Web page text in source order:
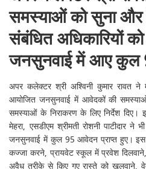
समस्याओं को सुना और
संबंधित अधिकारियों को
जनसुनवाई में आए
अपर कलेक्टर श्री अश्विनी कुमार रावत ने
आयोजित जनसुनवाई में आवेदकों की
समस्याओं के निराकरण के लिए निर्देश
मेहरा, एसडीएम श्रीमती रोशनी पाटीदार
जनसुनवाई में कुल 95 आवेदन प्राप्त हुए।
कज्जा करने, प्रायवेट स्कूल में प्रवेश
अवैध तरीके से किए गए रास्ते को खुलवाने,